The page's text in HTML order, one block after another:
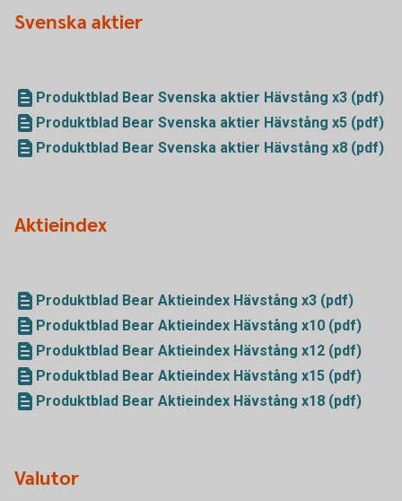
Svenska aktier
Produktblad Bear Svenska aktier Hävstång x3 (pdf)
Produktblad Bear Svenska aktier Hävstång x5 (pdf)
Produktblad Bear Svenska aktier Hävstång x8 (pdf)
Aktieindex
Produktblad Bear Aktieindex Hävstång x3 (pdf)
Produktblad Bear Aktieindex Hävstång x10 (pdf)
Produktblad Bear Aktieindex Hävstång x12 (pdf)
Produktblad Bear Aktieindex Hävstång x15 (pdf)
Produktblad Bear Aktieindex Hävstång x18 (pdf)
Valutor